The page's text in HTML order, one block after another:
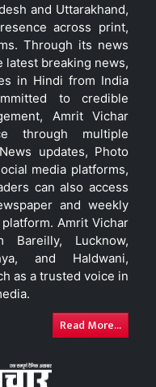
and Uttarakhand,
across print,
Through its news
latest breaking news,
in Hindi from India
to credible
Amrit Vichar
through multiple
updates, Photo
media platforms,
can also access
and weekly
Amrit Vichar
Lucknow,
and Haldwani,
as a trusted voice in
Read More...